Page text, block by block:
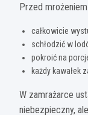
Przed
całkowicie
schłodzić w
pokroić na
każdy kawałek
W zamrażarce
niebezpieczny,